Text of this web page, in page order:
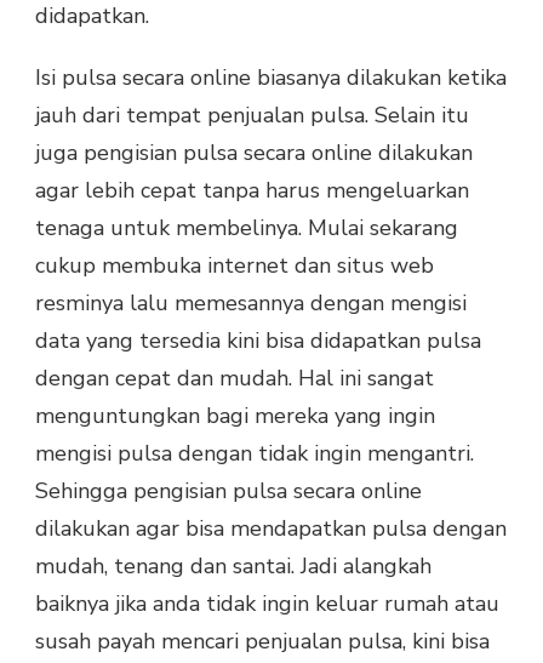
didapatkan.
Isi pulsa secara online biasanya dilakukan ketika
jauh dari tempat penjualan pulsa. Selain itu
juga pengisian pulsa secara online dilakukan
agar lebih cepat tanpa harus mengeluarkan
tenaga untuk membelinya. Mulai sekarang
cukup membuka internet dan situs web
resminya lalu memesannya dengan mengisi
data yang tersedia kini bisa didapatkan pulsa
dengan cepat dan mudah. Hal ini sangat
menguntungkan bagi mereka yang ingin
mengisi pulsa dengan tidak ingin mengantri.
Sehingga pengisian pulsa secara online
dilakukan agar bisa mendapatkan pulsa dengan
mudah, tenang dan santai. Jadi alangkah
baiknya jika anda tidak ingin keluar rumah atau
susah payah mencari penjualan pulsa, kini bisa